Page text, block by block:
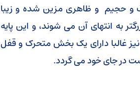
و حجیم و ظاهری مزین شده و زیبا
به انتهای آن می شوند، و این پایه
غالبا دارای یک بخش متحرک و قفل
در جای خود می گردد.